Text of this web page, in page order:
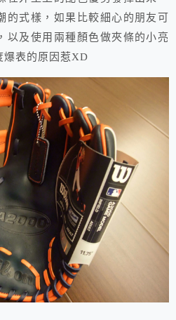
的式樣，如果比較細心的朋友可
以及使用兩種顏色做夾條的小亮
爆表的原因惹XD